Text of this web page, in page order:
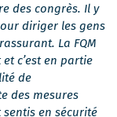
des congrès. Il y
diriger les gens
La FQM
c’est en partie
de
des mesures
en sécurité